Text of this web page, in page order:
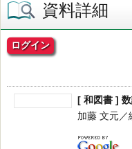
資料詳細
ログイン
[ 和図書 ]
加藤 文元